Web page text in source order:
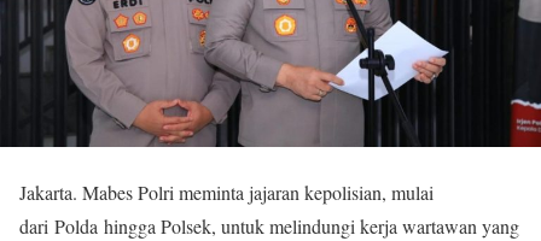
Jakarta. Mabes Polri meminta jajaran kepolisian, mulai
dari Polda hingga Polsek, untuk melindungi kerja wartawan yang